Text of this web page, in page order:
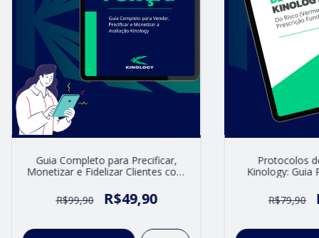
Guia Completo para Precificar,
Monetizar e Fidelizar Clientes com
R$99,90
R$49,90
Protocolos
Kinology: Guia
R$79,90